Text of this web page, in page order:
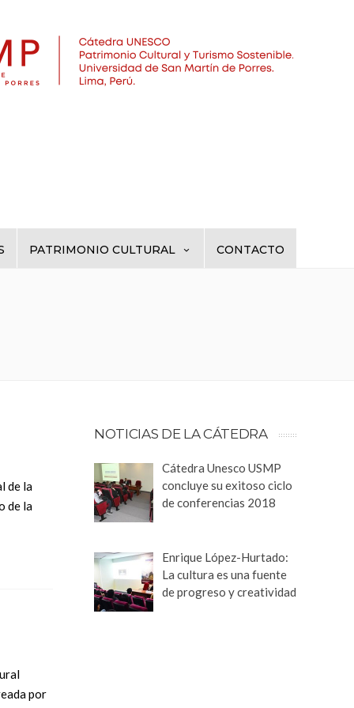
PATRIMONIO CULTURAL CONTACTO
de la
de la
por
NOTICIAS DE LA CÁTEDRA
Cátedra Unesco USMP
concluye su exitoso ciclo
de conferencias 2018
Enrique López-Hurtado:
La cultura es una fuente
de progreso y creatividad